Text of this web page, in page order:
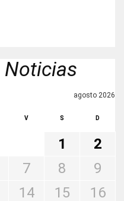
Noticias
agosto 2026
V S D
1
2
7 8
9
14 15
16